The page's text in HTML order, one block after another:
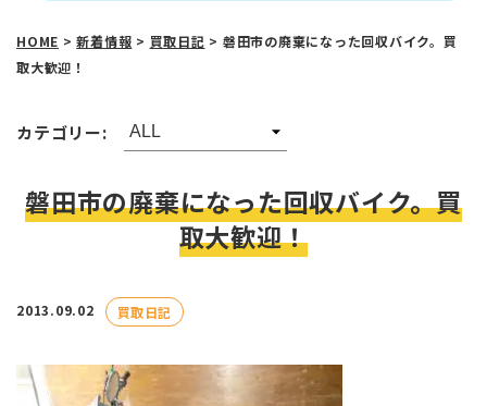
HOME >新着情報 > 買取日記 > 磐田市の廃棄になった回収バイク。買
取大歓迎！
カテゴリー:
磐田市の廃棄になった回収バイク。買
取大歓迎！
2013.09.02 買取日記